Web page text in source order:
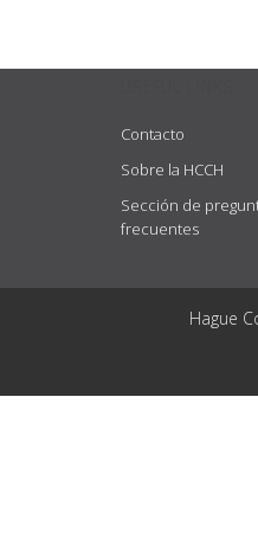
Contacto
Sobre la HCCH
Sección de
frecuentes
Hague